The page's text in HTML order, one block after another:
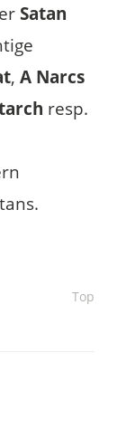
Satan
, A Narcs
resp.
Top